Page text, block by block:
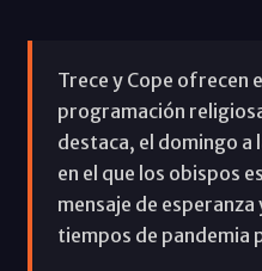
Trece y Cope ofrecen
programación
destaca, el domingo a
en el que los obispos
mensaje de
tiempos de pandemia